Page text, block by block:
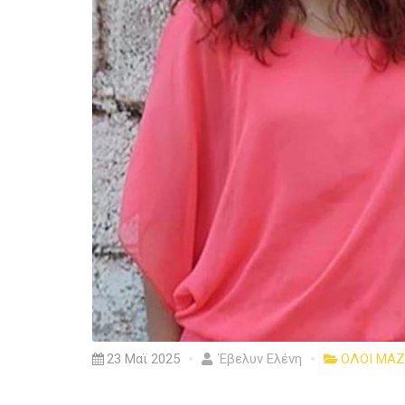
23 Μαϊ 2025 Έβελυν Ελένη ΟΛΟΙ